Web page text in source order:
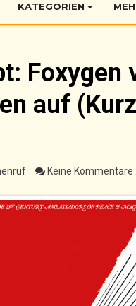
KATEGORIEN
auf
Keine Kommentare :